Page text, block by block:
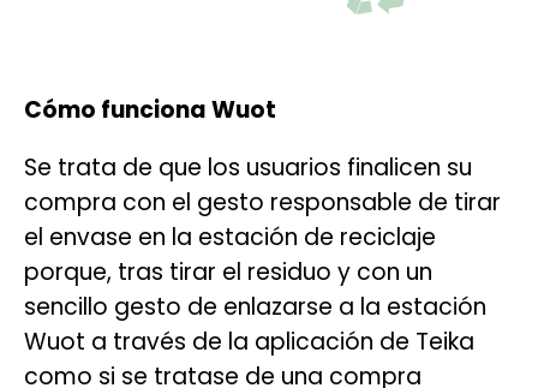
Cómo funciona Wuot
Se trata de que los usuarios finalicen su
compra con el gesto responsable de tirar
el envase en la estación de reciclaje
porque, tras tirar el residuo y con un
sencillo gesto de enlazarse a la estación
Wuot a través de la aplicación de Teika
como si se tratase de una compra